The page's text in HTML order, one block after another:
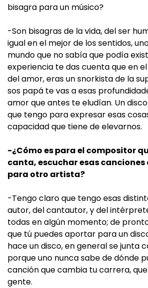
bisagra para un músico?
-Son bisagras de la vida, del ser
igual en el mejor de los sentidos,
mundo que no sabía que podía
experiencia te das cuenta que en
del amor, eras un snorkista de la
sos papá te vas a esas
amor que antes te eludían. Un
que tengo para expresar esas
capacidad que tiene de elevarnos.
-¿Cómo es para el compositor
canta, escuchar esas canciones
para otro artista?
-Tengo claro que tengo esas
autor, del cantautor, y del
todas en algún momento; de
que tú puedes aportar para un
hace un disco, en general se junta
porque uno nunca sabe de dónde
canción que cambia tu carrera,
gente.